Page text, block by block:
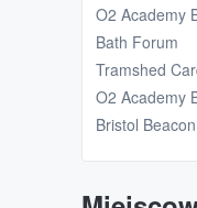
O2 Academy
Bath Forum
Tramshed
O2 Academy
Bristol Beacon